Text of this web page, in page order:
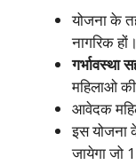
योजना के
नागरिक हों।
गर्भावस्था
महिलाओ
आवेदक
इस योजना
जायेगा जो